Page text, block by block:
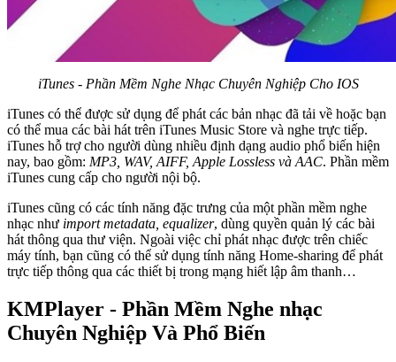
iTunes - Phần Mềm Nghe Nhạc Chuyên Nghiệp Cho IOS
iTunes có thể được sử dụng để phát các bản nhạc đã tải về hoặc bạn
có thể mua các bài hát trên iTunes Music Store và nghe trực tiếp.
iTunes hỗ trợ cho người dùng nhiều định dạng audio phổ biến hiện
nay, bao gồm: MP3, WAV, AIFF, Apple Lossless và AAC. Phần mềm
iTunes cung cấp cho người nội bộ.
iTunes cũng có các tính năng đặc trưng của một phần mềm nghe
nhạc như import metadata, equalizer, dùng quyền quản lý các bài
hát thông qua thư viện. Ngoài việc chỉ phát nhạc được trên chiếc
máy tính, bạn cũng có thể sử dụng tính năng Home-sharing để phát
trực tiếp thông qua các thiết bị trong mạng hiết lập âm thanh…
KMPlayer - Phần Mềm Nghe nhạc
Chuyên Nghiệp Và Phổ Biến